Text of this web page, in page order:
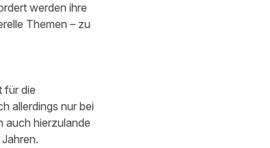
werden ihre
Themen – zu
für die
allerdings nur bei
auch hierzulande